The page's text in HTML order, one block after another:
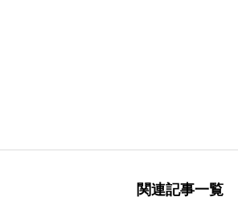
関連記事一覧